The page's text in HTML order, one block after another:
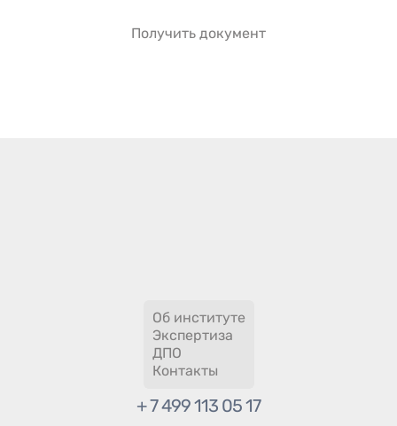
Получить документ
Об институте
Экспертиза
ДПО
Контакты
+ 7 499 113 05 17